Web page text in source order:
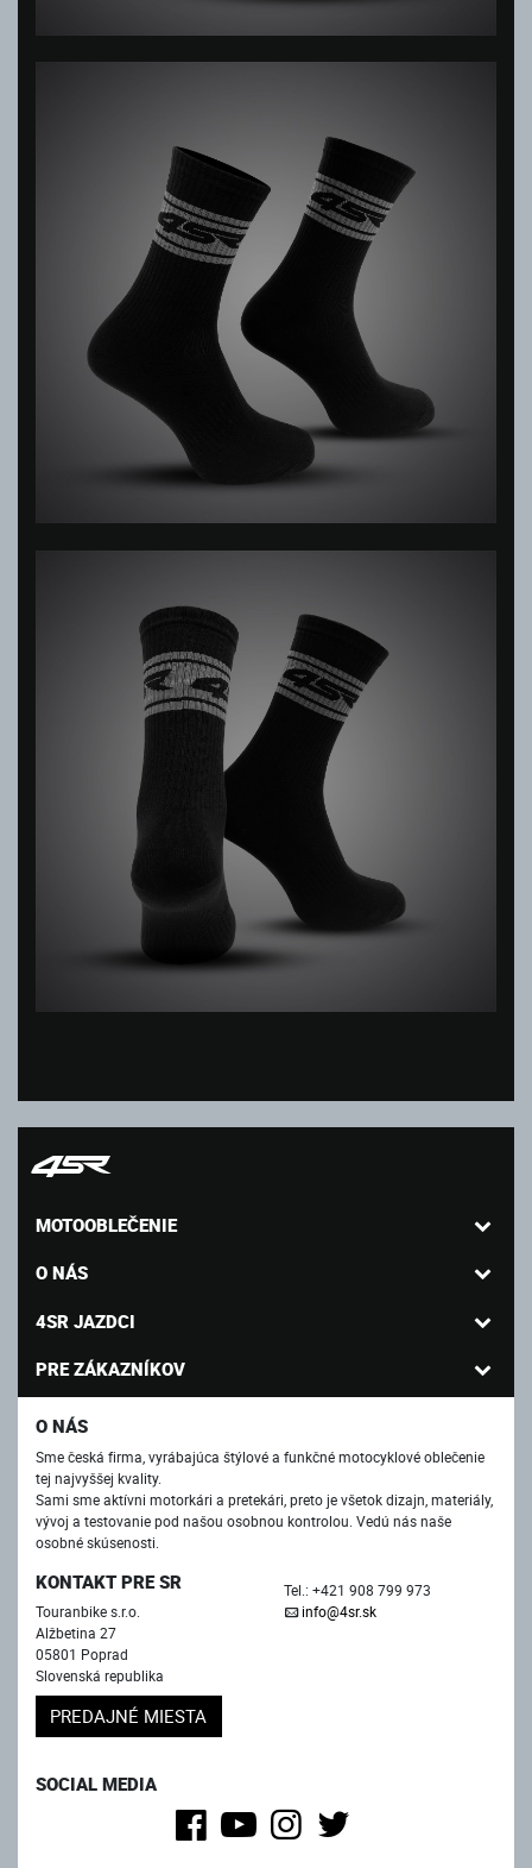
MOTOOBLEČENIE
O NÁS
4SR JAZDCI
PRE ZÁKAZNÍKOV
O NÁS
Sme česká firma, vyrábajúca štýlové a funkčné motocyklové oblečenie
tej najvyššej kvality.
Sami sme aktívni motorkári a pretekári, preto je všetok dizajn, materiály,
vývoj a testovanie pod našou osobnou kontrolou. Vedú nás naše
osobné skúsenosti.
KONTAKT PRE SR
Touranbike s.r.o.
Alžbetina 27
05801 Poprad
Slovenská republika
PREDAJNÉ MIESTA
Tel.: +421 908 799 973
info@4sr.sk
SOCIAL MEDIA